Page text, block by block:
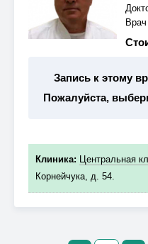
Запись к этому
Пожалуйста,
Клиника: Центральная
Корнейчука, д. 54.